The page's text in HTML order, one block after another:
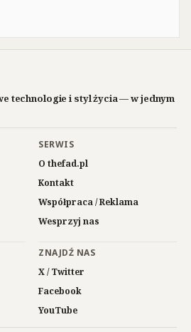
technologie i styl życia — w jednym
SERWIS
O thefad.pl
Kontakt
Współpraca / Reklama
Wesprzyj nas
ZNAJDŹ NAS
X / Twitter
Facebook
YouTube